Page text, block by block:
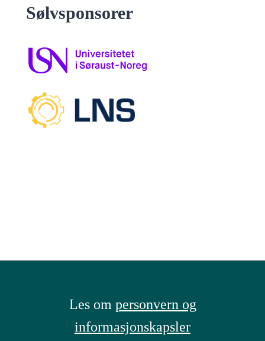
Sølvsponsorer
Les om personvern og
informasjonskapsler